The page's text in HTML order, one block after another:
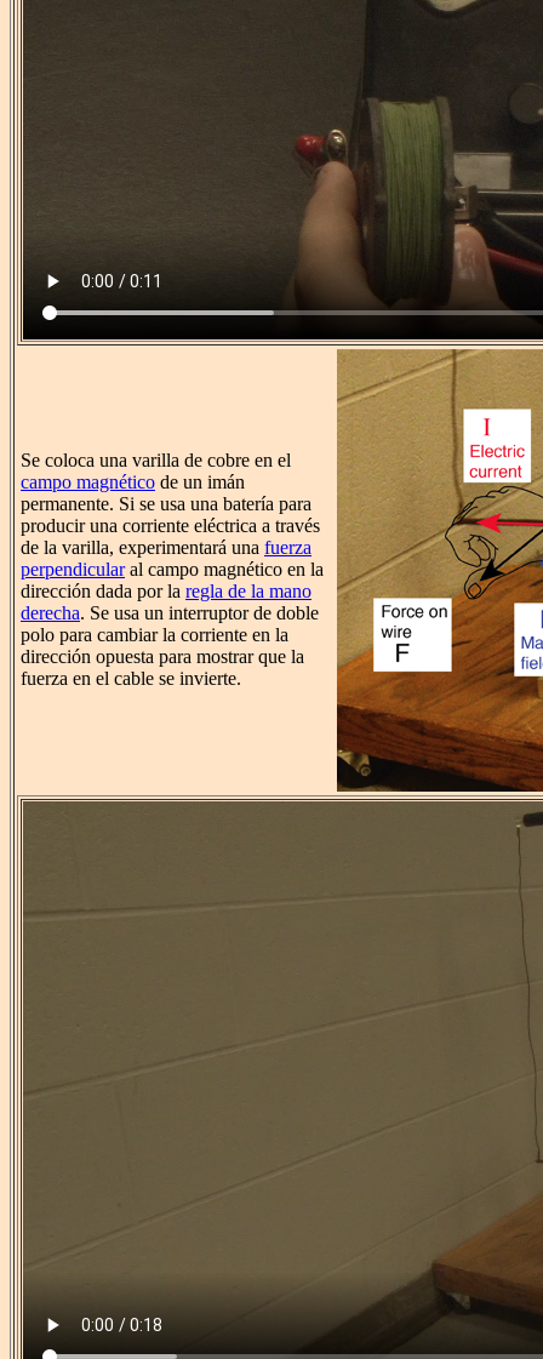
Se coloca una varilla de cobre en el
campo magnético de un imán
permanente. Si se usa una batería para
producir una corriente eléctrica a través
de la varilla, experimentará una fuerza
perpendicularal campo magnético en la
dirección dada por la regla de la mano
derecha. Se usa un interruptor de doble
polo para cambiar la corriente en la
dirección opuesta para mostrar que la
fuerza en el cable se invierte.